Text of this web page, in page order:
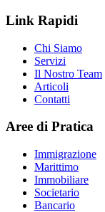
Link Rapidi
Chi Siamo
Servizi
Il Nostro Team
Articoli
Contatti
Aree di Pratica
Immigrazione
Marittimo
Immobiliare
Societario
Bancario